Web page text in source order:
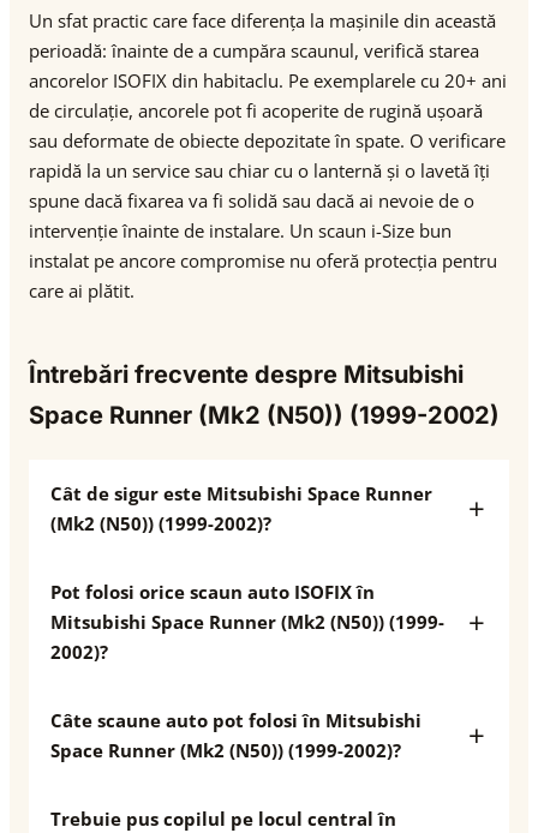
Un sfat practic care face diferența la mașinile din această
perioadă: înainte de a cumpăra scaunul, verifică starea
ancorelor ISOFIX din habitaclu. Pe exemplarele cu 20+ ani
de circulație, ancorele pot fi acoperite de rugină ușoară
sau deformate de obiecte depozitate în spate. O verificare
rapidă la un service sau chiar cu o lanternă și o lavetă îți
spune dacă fixarea va fi solidă sau dacă ai nevoie de o
intervenție înainte de instalare. Un scaun i-Size bun
instalat pe ancore compromise nu oferă protecția pentru
care ai plătit.
Întrebări frecvente despre Mitsubishi
Space Runner (Mk2 (N50)) (1999-2002)
Cât de sigur este Mitsubishi Space Runner
(Mk2 (N50)) (1999-2002)?
Pot folosi orice scaun auto ISOFIX în
Mitsubishi Space Runner (Mk2 (N50)) (1999-
2002)?
Câte scaune auto pot folosi în Mitsubishi
Space Runner (Mk2 (N50)) (1999-2002)?
Trebuie pus copilul pe locul central în